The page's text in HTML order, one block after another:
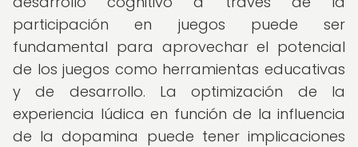
participación en juegos puede ser
fundamental para aprovechar el potencial
de los juegos como herramientas educativas
y de desarrollo. La optimización de la
experiencia lúdica en función de la influencia
de la dopamina puede tener implicaciones